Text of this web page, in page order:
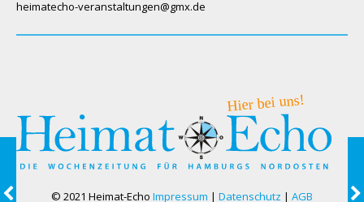
heimatecho-veranstaltungen@gmx.de
© 2021 Heimat-Echo Impressum | Datenschutz | AGB